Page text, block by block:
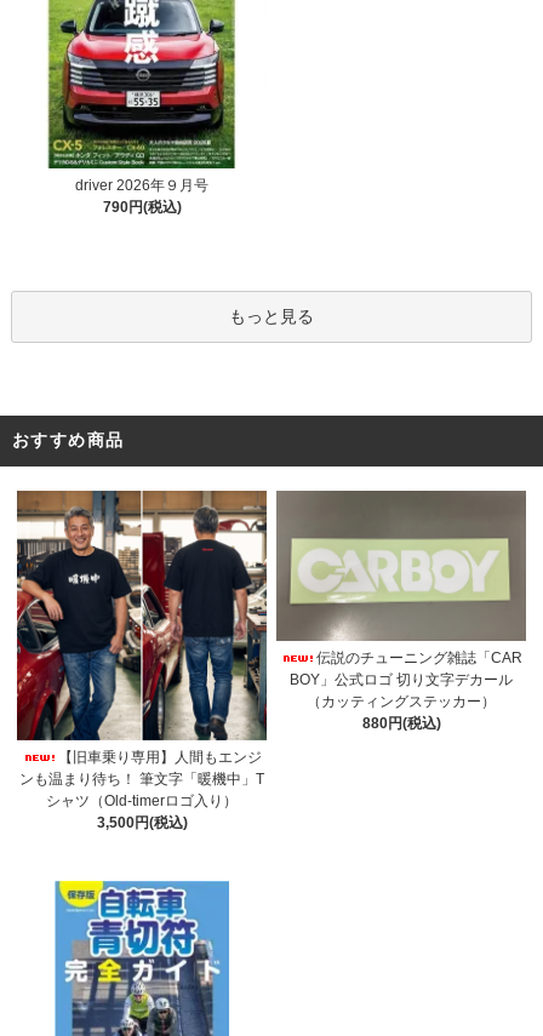
driver 2026年９月号
790円(税込)
もっと見る
おすすめ商品
【旧車乗り専用】人間もエンジ
ンも温まり待ち！ 筆文字「暖機中」T
シャツ（Old-timerロゴ入り）
3,500円(税込)
伝説のチューニング雑誌「CAR
BOY」公式ロゴ 切り文字デカール
（カッティングステッカー）
880円(税込)